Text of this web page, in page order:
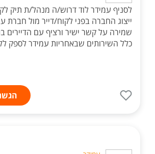
ייצוג החברה בפני לקוח/דייר מול חברת
כלל השירותים שבאחריות עמידר לספק